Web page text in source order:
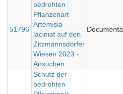
51796
bedrohten
Pflanzenart
Artemisia
laciniat auf den
Zitzmannsdorfer
Wiesen 2023 -
Ansuchen
Schutz der
bedrohten